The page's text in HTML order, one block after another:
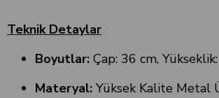
Teknik Detaylar
Boyutlar: Çap: 36 cm,
Materyal: Yüksek Kalite Metal